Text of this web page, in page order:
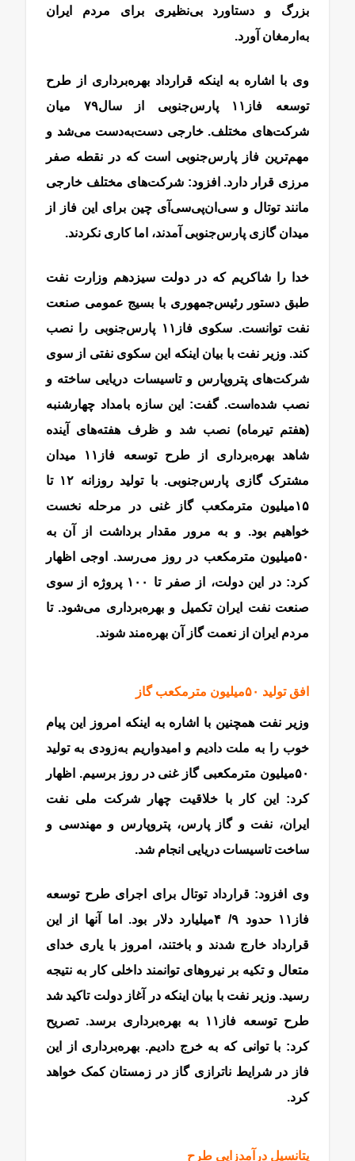
بزرگ و دستاورد بی‌‌‌‌‌‌نظیری برای مردم ایران
به‌ارمغان آورد.
وی با اشاره به اینکه قرارداد بهره‌‌‌‌‌‌برداری از طرح
توسعه فاز‌۱۱ پارس‌جنوبی از سال‌۷۹ میان
شرکت‌های مختلف. خارجی دست‌‌‌‌‌‌به‌‌‌‌‌‌دست می‌شد و
مهم‌ترین فاز پارس‌جنوبی است که در نقطه صفر
مرزی قرار دارد. افزود: شرکت‌های مختلف خارجی
مانند توتال و سی‌‌‌‌‌‌ان‌‌‌‌‌‌پی‌‌‌‌‌‌سی‌‌‌‌‌‌آی چین برای این فاز از
میدان گازی پارس‌جنوبی آمدند، اما کاری نکردند.
خدا را شاکریم که در دولت سیزدهم وزارت نفت
طبق دستور رئیس‌‌‌‌‌‌جمهوری با بسیج عمومی صنعت
نفت توانست. سکوی فاز‌۱۱ پارس‌جنوبی را نصب
کند. وزیر نفت با بیان اینکه این سکوی نفتی از سوی
شرکت‌های پتروپارس و تاسیسات دریایی ساخته و
نصب شده‌است. گفت: این سازه بامداد چهارشنبه
(هفتم تیرماه) نصب شد و ظرف هفته‌های آینده
شاهد بهره‌‌‌‌‌‌برداری از طرح توسعه فاز‌۱۱ میدان
مشترک گازی پارس‌جنوبی. با تولید روزانه ۱۲ تا
۱۵‌میلیون مترمکعب گاز غنی در مرحله نخست
خواهیم بود. و به مرور مقدار برداشت از آن به
۵۰‌میلیون مترمکعب در روز می‌رسد. اوجی اظهار
کرد: در این دولت، از صفر تا ۱۰۰ پروژه از سوی
صنعت نفت ایران تکمیل و بهره‌‌‌‌‌‌برداری می‌شود. تا
مردم ایران از نعمت گاز آن بهره‌مند شوند.
افق تولید ۵۰‌میلیون مترمکعب گاز
وزیر نفت همچنین با اشاره به اینکه امروز این پیام
خوب را به ملت دادیم و امیدواریم به‌‌‌‌‌‌زودی به تولید
۵۰‌میلیون مترمکعبی گاز غنی در روز برسیم. اظهار
کرد: این کار با خلاقیت چهار شرکت ملی نفت
ایران، نفت و گاز پارس، پتروپارس و مهندسی و
ساخت تاسیسات دریایی انجام شد.
وی افزود: قرارداد توتال برای اجرای طرح توسعه
فاز‌۱۱ حدود ۹/ ۴‌میلیارد دلار بود. اما آنها از این
قرارداد خارج شدند و باختند، امروز با یاری خدای
متعال و تکیه بر نیروهای توانمند داخلی کار به نتیجه
رسید. وزیر نفت با بیان اینکه در آغاز دولت تاکید شد
طرح توسعه فاز‌۱۱ به بهره‌‌‌‌‌‌برداری برسد. تصریح
کرد: با توانی که به خرج دادیم. بهره‌‌‌‌‌‌برداری از این
فاز در شرایط ناترازی گاز در زمستان کمک خواهد
کرد.
پتانسیل درآمدزایی طرح